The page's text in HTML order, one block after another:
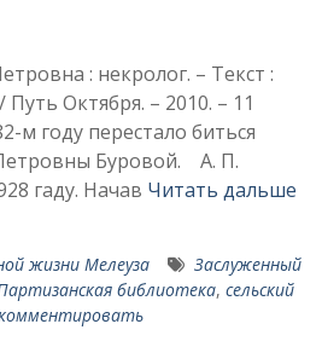
: некролог. – Текст :
Октября. – 2010. – 11
м году перестало биться
Буровой. А. П.
гаду. Начав Читать дальше
жизни Мелеуза
Заслуженный
библиотека, сельский